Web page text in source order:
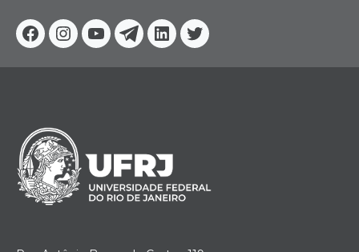
Facebook
Instagram
YoutubeTelegram
Linkedin
Twitter